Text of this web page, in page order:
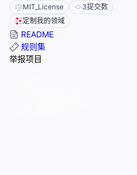
MIT_License 3提交数
定制我的领域
README
规则集
举报项目